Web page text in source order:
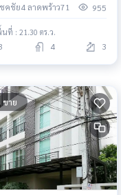
ซ็นทรัลอีสต์วิลล์
คชัย4 ลาดพร้าว71 955
ที่ : 21.30 ตร.ว.
4 3
ขาย